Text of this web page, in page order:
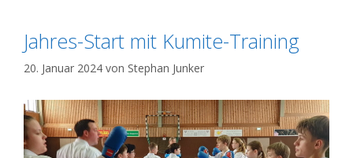
Jahres-Start mit Kumite-Training
20. Januar 2024 von Stephan Junker